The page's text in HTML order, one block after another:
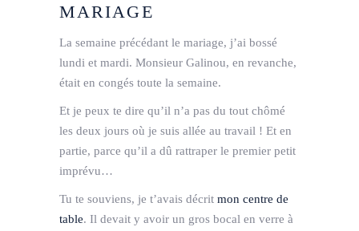
MARIAGE
La semaine précédant le mariage, j’ai bossé
lundi et mardi. Monsieur Galinou, en revanche,
était en congés toute la semaine.
Et je peux te dire qu’il n’a pas du tout chômé
les deux jours où je suis allée au travail ! Et en
partie, parce qu’il a dû rattraper le premier petit
imprévu…
Tu te souviens, je t’avais décrit mon centre de
table. Il devait y avoir un gros bocal en verre à